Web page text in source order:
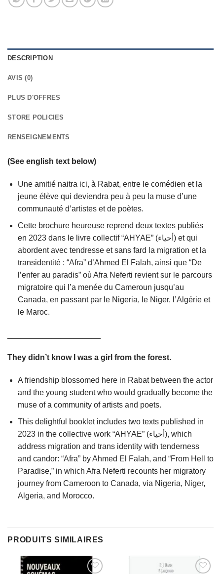
DESCRIPTION
AVIS (0)
PLUS D'OFFRES
STORE POLICIES
RENSEIGNEMENTS
(See english text below)
Une amitié naitra ici, à Rabat, entre le comédien et la
jeune élève qui deviendra peu à peu la muse d’une
communauté d’artistes et de poètes.
Cette brochure heureuse reprend deux textes publiés
en 2023 dans le livre collectif “AHYAE” (أحياء) et qui
abordent avec tendresse et sans fard la migration et la
transidentité : “Afra” d’Ahmed El Falah, ainsi que “De
l’enfer au paradis” où Afra Neferti revient sur le parcours
migratoire qui l’a menée du Cameroun jusqu’au
Canada, en passant par le Nigeria, le Niger, l’Algérie et
le Maroc.
They didn’t know I was a girl from the forest.
A friendship blossomed here in Rabat between the actor
and the young student who would gradually become the
muse of a community of artists and poets.
This delightful booklet includes two texts published in
2023 in the collective work “AHYAE” (أحياء), which
address migration and trans identity with tenderness
and candor: “Afra” by Ahmed El Falah, and “From Hell to
Paradise,” in which Afra Neferti recounts her migratory
journey from Cameroon to Canada, via Nigeria, Niger,
Algeria, and Morocco.
PRODUITS SIMILAIRES